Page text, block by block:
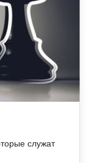
служат